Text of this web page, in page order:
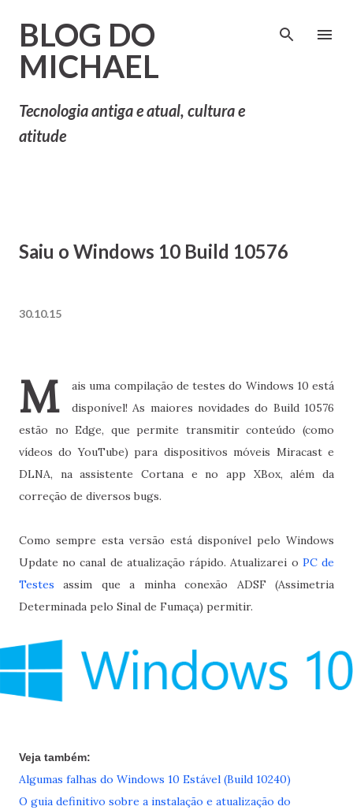
BLOG DO
MICHAEL
Tecnologia antiga e atual, cultura e
atitude
Saiu o Windows 10 Build 10576
30.10.15
M
ais uma compilação de testes do Windows 10 está
disponível! As maiores novidades do Build 10576
estão no Edge, que permite transmitir conteúdo (como
vídeos do YouTube) para dispositivos móveis Miracast e
DLNA, na assistente Cortana e no app XBox, além da
correção de diversos bugs.
Como sempre esta versão está disponível pelo Windows
Update no canal de atualização rápido. Atualizarei o PC de
Testes assim que a minha conexão ADSF (Assimetria
Determinada pelo Sinal de Fumaça) permitir.
Veja também:
Algumas falhas do Windows 10 Estável (Build 10240)
O guia definitivo sobre a instalação e atualização do